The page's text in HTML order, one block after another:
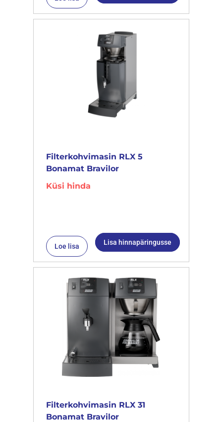
Filterkohvimasin RLX 5
Bonamat Bravilor
Küsi hinda
Loe lisa Lisa hinnapäringusse
Filterkohvimasin RLX 31
Bonamat Bravilor